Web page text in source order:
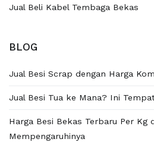
Jual Beli Kabel Tembaga Bekas
BLOG
Jual Besi Scrap dengan Harga
Jual Besi Tua ke Mana? Ini
Harga Besi Bekas Terbaru Per Kg
Mempengaruhinya